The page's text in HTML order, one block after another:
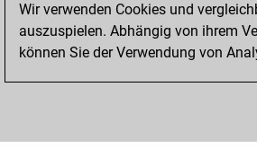
Wir verwenden Cookies und
auszuspielen. Abhängig von ihrem
können Sie der Verwendung von